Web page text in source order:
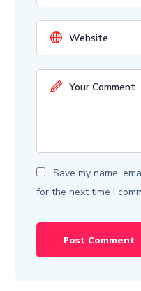
Save my name,
for the next time I